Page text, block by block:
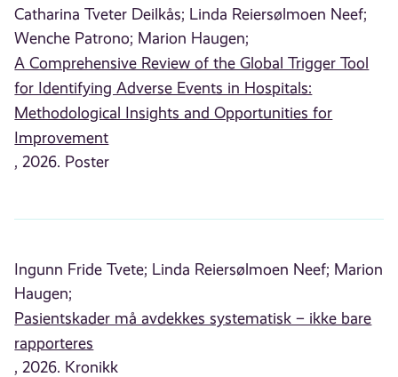
Catharina Tveter Deilkås; Linda Reiersølmoen Neef;
Wenche Patrono; Marion Haugen;
A Comprehensive Review of the Global Trigger Tool
for Identifying Adverse Events in Hospitals:
Methodological Insights and Opportunities for
Improvement
, 2026. Poster
Ingunn Fride Tvete; Linda Reiersølmoen Neef; Marion
Haugen;
Pasientskader må avdekkes systematisk – ikke bare
rapporteres
, 2026. Kronikk